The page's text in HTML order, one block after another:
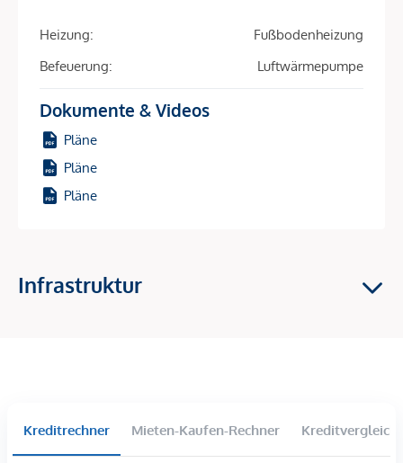
Alland verfügt auch über eine gute Infrastruktur.
ebenso Apotheke, Bäcker und Nahversorger.
Die Umgebung bietet zudem zahlreiche
Freizeitmöglichkeiten in der Natur, etwa Wanderwege,
Radstrecken und Ausflugsziele wie das Helenental oder den
Wienerwald.
die Ruhe und Erholung suchen und trotzdem gut
Heizung:
Fußbodenheizung
Befeuerung:
Luftwärmepumpe
Dokumente & Videos
Pläne
Pläne
Pläne
Infrastruktur
Kreditrechner Mieten-Kaufen-Rechner Kreditvergleich